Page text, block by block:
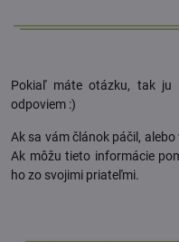
Pokiaľ máte otázku, tak ju
odpoviem :)
Ak sa vám článok páčil,
Ak môžu tieto informácie
ho zo svojimi priateľmi.